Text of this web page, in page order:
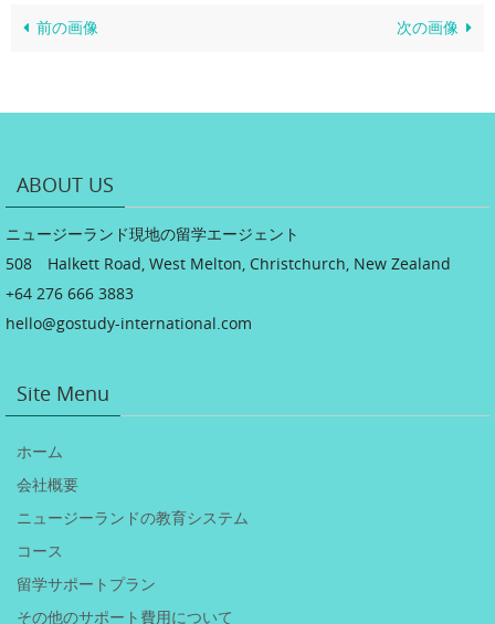
前の画像 次の画像
ABOUT US
ニュージーランド現地の留学エージェント
508 Halkett Road, West Melton, Christchurch, New Zealand
+64 276 666 3883
hello@gostudy-international.com
Site Menu
ホーム
会社概要
ニュージーランドの教育システム
コース
留学サポートプラン
その他のサポート費用について